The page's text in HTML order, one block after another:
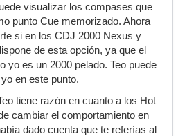
visualizar los compases que
punto Cue memorizado. Ahora
si en los CDJ 2000 Nexus y
de esta opción, ya que el
yo es un 2000 pelado. Teo puede
en este punto.
tiene razón en cuanto a los Hot
cambiar el comportamiento en
dado cuenta que te referías al